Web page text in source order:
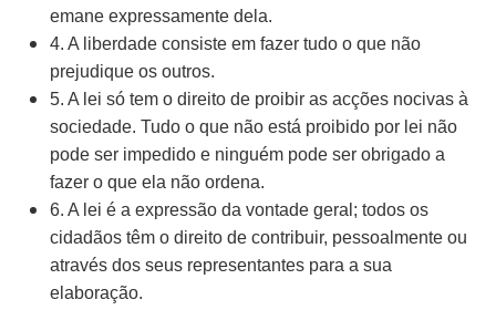
emane expressamente dela.
4. A liberdade consiste em fazer tudo o que não
prejudique os outros.
5. A lei só tem o direito de proibir as acções nocivas à
sociedade. Tudo o que não está proibido por lei não
pode ser impedido e ninguém pode ser obrigado a
fazer o que ela não ordena.
6. A lei é a expressão da vontade geral; todos os
cidadãos têm o direito de contribuir, pessoalmente ou
através dos seus representantes para a sua
elaboração.